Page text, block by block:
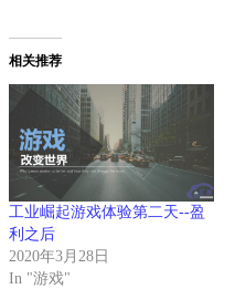
相关推荐
工业崛起游戏体验第二天--盈
利之后
2020年3月28日
In "游戏"